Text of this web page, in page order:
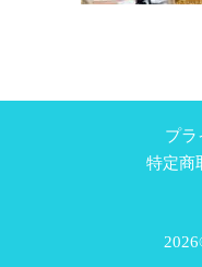
プラ
特定商